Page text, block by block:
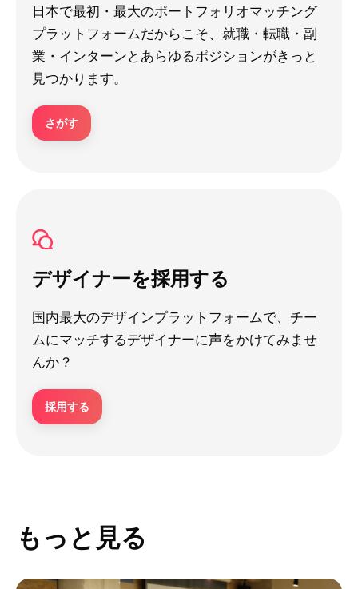
日本で最初・最大のポートフォリオマッチング
プラットフォームだからこそ、就職・転職・副
業・インターンとあらゆるポジションがきっと
見つかります。
さがす
デザイナーを採用する
国内最大のデザインプラットフォームで、チー
ムにマッチするデザイナーに声をかけてみませ
んか？
採用する
もっと見る